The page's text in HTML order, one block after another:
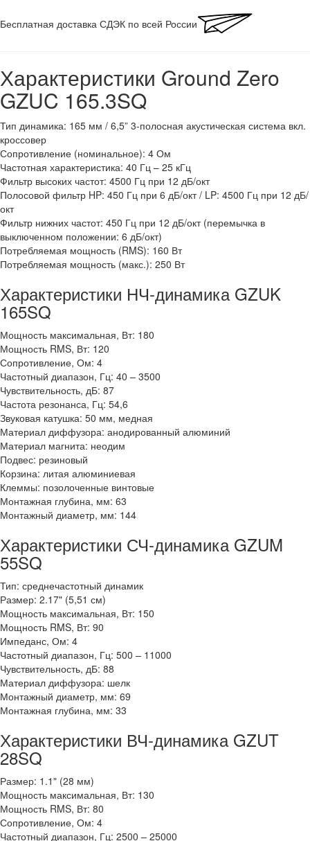
Бесплатная доставка СДЭК по всей России
Характеристики Ground Zero
GZUC 165.3SQ
Тип динамика: 165 мм / 6,5” 3-полосная акустическая система вкл.
кроссовер
Сопротивление (номинальное): 4 Ом
Частотная характеристика: 40 Гц – 25 кГц
Фильтр высоких частот: 4500 Гц при 12 дБ/окт
Полосовой фильтр HP: 450 Гц при 6 дБ/окт / LP: 4500 Гц при 12 дБ/
окт
Фильтр нижних частот: 450 Гц при 12 дБ/окт (перемычка в
выключенном положении: 6 дБ/окт)
Потребляемая мощность (RMS): 160 Вт
Потребляемая мощность (макс.): 250 Вт
Характеристики НЧ-динамика GZUK
165SQ
Мощность максимальная, Вт: 180
Мощность RMS, Вт: 120
Сопротивление, Ом: 4
Частотный диапазон, Гц: 40 – 3500
Чувствительность, дБ: 87
Частота резонанса, Гц: 54,6
Звуковая катушка: 50 мм, медная
Материал диффузора: анодированный алюминий
Материал магнита: неодим
Подвес: резиновый
Корзина: литая алюминиевая
Клеммы: позолоченные винтовые
Монтажная глубина, мм: 63
Монтажный диаметр, мм: 144
Характеристики СЧ-динамика GZUM
55SQ
Тип: среднечастотный динамик
Размер: 2.17" (5,51 см)
Мощность максимальная, Вт: 150
Мощность RMS, Вт: 90
Импеданс, Ом: 4
Частотный диапазон, Гц: 500 – 11000
Чувствительность, дБ: 88
Материал диффузора: шелк
Монтажный диаметр, мм: 69
Монтажная глубина, мм: 33
Характеристики ВЧ-динамика GZUT
28SQ
Размер: 1.1" (28 мм)
Мощность максимальная, Вт: 130
Мощность RMS, Вт: 80
Сопротивление, Ом: 4
Частотный диапазон, Гц: 2500 – 25000